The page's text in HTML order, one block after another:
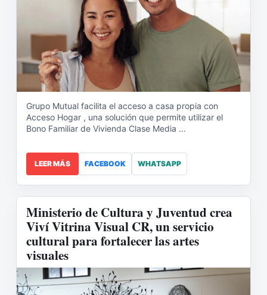
Grupo Mutual facilita el acceso a casa propia con
Acceso Hogar , una solución que permite utilizar el
Bono Familiar de Vivienda Clase Media ...
LEER MÁS FACEBOOK WHATSAPP
Ministerio de Cultura y Juventud crea
Viví Vitrina Visual CR, un servicio
cultural para fortalecer las artes
visuales